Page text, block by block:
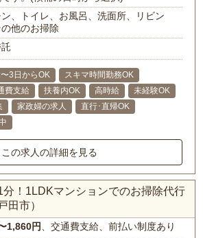
、トイレ、お風呂、洗面所、リビン
他のお掃除
3日からOK
スキマ時間勤務OK
費支給 扶養内OK 高時給
未経験OK
家政婦の求人
直行･直帰OK
この求人の詳細を見る
！1LDKマンションでのお掃除代行
田市）
1,860円 、交通費支給、前払い制度あり